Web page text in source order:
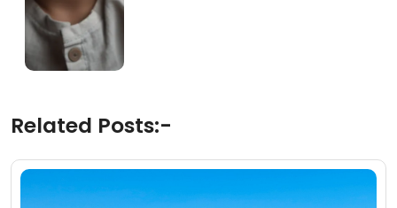
Related Posts:-